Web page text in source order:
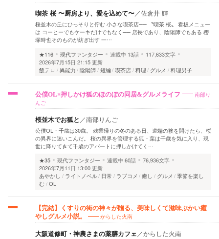
喫茶 桜 〜厨房より、愛を込めて〜／佐倉井 鱓
桜並木の丘にひっそりと佇む 小さな喫茶店── 〝喫茶 桜〟 看板メニュー
は コーヒーでもケーキだけでもなく── 店長であり、陰陽師でもある 櫻
塚時也そのものが紡ぎ出す 一…
★116
現代ファンタジー 連載中 13話
117,633文字
2026年7月15日 21:15 更新
飯テロ
異能力 陰陽師 短編 喫茶店 料理 グルメ 料理男子
公僕OL×押しかけ狐のほのぼの同居&グルメライフ
南部り
んご
桜並木でお狐と ／南部りんご
公僕OL・千歳は30歳。 残業帰りの冬のある日、道端の襖を開けたら、桜
の異界に迷いこんだ。 桜の異界を管理する狐・葉は千歳を気に入り、現
世に降りてきて千歳のアパートに押しかけてく…
★35
現代ファンタジー 連載中 60話
76,936文字
2026年7月11日 13:00 更新
あやかし
ライトノベル 日常 ラブコメ 癒し グルメ
季節を楽し
む OL
【完結】くすりの街の神々が贈る、美味しくて滋味ぶかい癒
やしグルメ小説。
からした火南
大阪道修町・神農さまの薬膳カフェ／からした火南